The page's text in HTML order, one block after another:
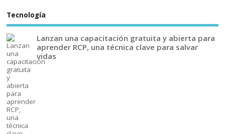
Tecnología
Lanzan una capacitación gratuita y abierta para
aprender RCP, una técnica clave para salvar
vidas